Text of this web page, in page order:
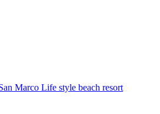
Marco Life style beach resort